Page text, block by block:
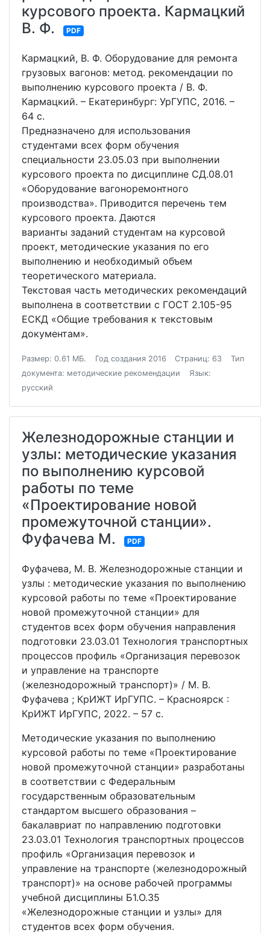
курсового проекта. Кармацкий
В. Ф.
PDF
Кармацкий, В. Ф. Оборудование для ремонта
грузовых вагонов: метод. рекомендации по
выполнению курсового проекта / В. Ф.
Кармацкий. – Екатеринбург: УрГУПС, 2016. –
64 с.
Предназначено для использования
студентами всех форм обучения
специальности 23.05.03 при выполнении
курсового проекта по дисциплине СД.08.01
«Оборудование вагоноремонтного
производства». Приводится перечень тем
курсового проекта. Даются
варианты заданий студентам на курсовой
проект, методические указания по его
выполнению и необходимый объем
теоретического материала.
Текстовая часть методических рекомендаций
выполнена в соответствии с ГОСТ 2.105-95
ЕСКД «Общие требования к текстовым
документам».
Размер: 0.61 МБ. Год создания 2016 Страниц: 63
Тип
документа: методические рекомендации
Язык:
русский
Железнодорожные станции и
узлы: методические указания
по выполнению курсовой
работы по теме
«Проектирование новой
промежуточной станции».
Фуфачева М.
PDF
Фуфачева, М. В. Железнодорожные станции и
узлы : методические указания по выполнению
курсовой работы по теме «Проектирование
новой промежуточной станции» для
студентов всех форм обучения направления
подготовки 23.03.01 Технология транспортных
процессов профиль «Организация перевозок
и управление на транспорте
(железнодорожный транспорт)» / М. В.
Фуфачева ; КрИЖТ ИрГУПС. – Красноярск :
КрИЖТ ИрГУПС, 2022. – 57 с.
Методические указания по выполнению
курсовой работы по теме «Проектирование
новой промежуточной станции» разработаны
в соответствии с Федеральным
государственным образовательным
стандартом высшего образования –
бакалавриат по направлению подготовки
23.03.01 Технология транспортных процессов
профиль «Организация перевозок и
управление на транспорте (железнодорожный
транспорт)» на основе рабочей программы
учебной дисциплины Б1.О.35
«Железнодорожные станции и узлы» для
студентов всех форм обучения.